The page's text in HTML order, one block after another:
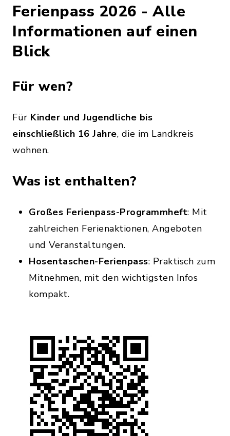
Ferienpass 2026 - Alle
Informationen auf einen
Blick
Für wen?
Für Kinder und Jugendliche bis
einschließlich 16 Jahre, die im Landkreis
wohnen.
Was ist enthalten?
Großes Ferienpass-Programmheft: Mit
zahlreichen Ferienaktionen, Angeboten
und Veranstaltungen.
Hosentaschen-Ferienpass: Praktisch zum
Mitnehmen, mit den wichtigsten Infos
kompakt.